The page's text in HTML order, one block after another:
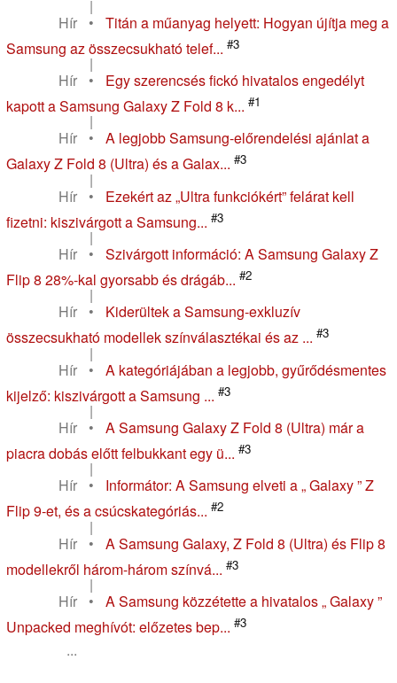
|
Hír
•
Titán a műanyag helyett: Hogyan újítja meg a
Samsung az összecsukható telef... #3
|
Hír
•
Egy szerencsés fickó hivatalos engedélyt
kapott a Samsung Galaxy Z Fold 8 k... #1
|
Hír
•
A legjobb Samsung-előrendelési ajánlat a
Galaxy Z Fold 8 (Ultra) és a Galax... #3
|
Hír
•
Ezekért az „Ultra funkciókért” felárat kell
fizetni: kiszivárgott a Samsung... #3
|
Hír
•
Szivárgott információ: A Samsung Galaxy Z
Flip 8 28%-kal gyorsabb és drágáb... #2
|
Hír
•
Kiderültek a Samsung-exkluzív
összecsukható modellek színválasztékai és az ... #3
|
Hír
•
A kategóriájában a legjobb, gyűrődésmentes
kijelző: kiszivárgott a Samsung ... #3
|
Hír
•
A Samsung Galaxy Z Fold 8 (Ultra) már a
piacra dobás előtt felbukkant egy ü... #3
|
Hír
•
Informátor: A Samsung elveti a „ Galaxy ” Z
Flip 9-et, és a csúcskategóriás... #2
|
Hír
•
A Samsung Galaxy, Z Fold 8 (Ultra) és Flip 8
modellekről három-három színvá... #3
|
Hír
•
A Samsung közzétette a hivatalos „ Galaxy ”
Unpacked meghívót: előzetes bep... #3
...